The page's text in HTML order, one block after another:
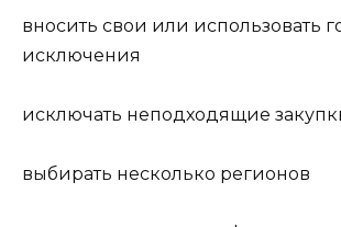
вносить свои или использовать
исключения
исключать неподходящие
выбирать несколько регионов